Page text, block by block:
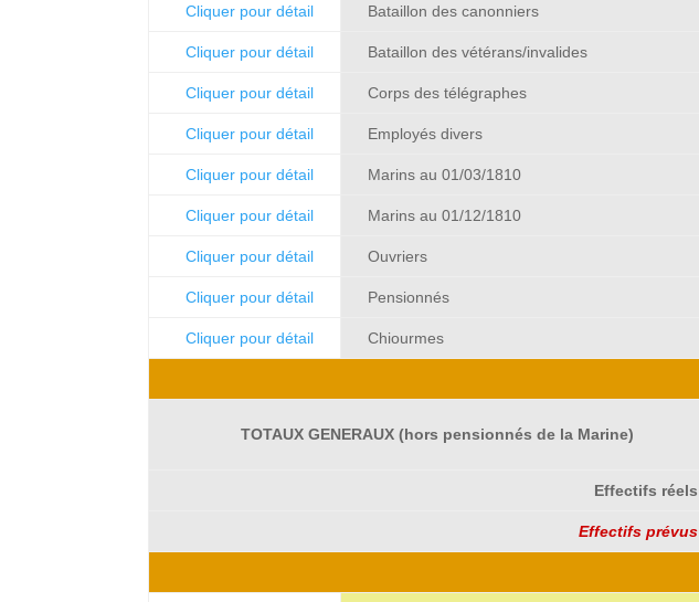
Cliquer pour détail Bataillon des canonniers
Cliquer pour détail Bataillon des vétérans/invalides
Cliquer pour détail Corps des télégraphes
Cliquer pour détail Employés divers
Cliquer pour détail Marins au 01/03/1810
Cliquer pour détail Marins au 01/12/1810
Cliquer pour détail Ouvriers
Cliquer pour détail Pensionnés
Cliquer pour détail Chiourmes
TOTAUX GENERAUX (hors pensionnés de la Marine)
Effectifs réels
Effectifs prévus